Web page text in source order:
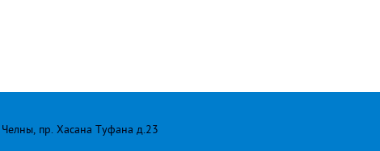
пр. Хасана Туфана д.23